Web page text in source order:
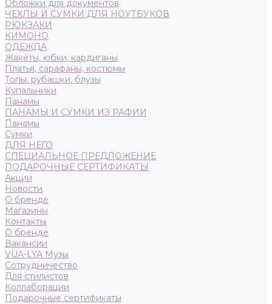
Обложки для документов
ЧЕХЛЫ И СУМКИ ДЛЯ НОУТБУКОВ
РЮКЗАКИ
КИМОНО
ОДЕЖДА
Жакеты, юбки, кардиганы
Платья, сарафаны, костюмы
Топы, рубашки, блузы
Купальники
Панамы
ПАНАМЫ И СУМКИ ИЗ РАФИИ
Панамы
Сумки
ДЛЯ НЕГО
СПЕЦИАЛЬНОЕ ПРЕДЛОЖЕНИЕ
ПОДАРОЧНЫЕ СЕРТИФИКАТЫ
Акции
Новости
О бренде
Магазины
Контакты
О бренде
Вакансии
VUA-LYA Музы
Сотрудничество
Для стилистов
Коллаборации
Подарочные сертификаты